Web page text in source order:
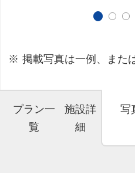
掲載写真は一例、また
プラン一
覧
施設詳
細
写